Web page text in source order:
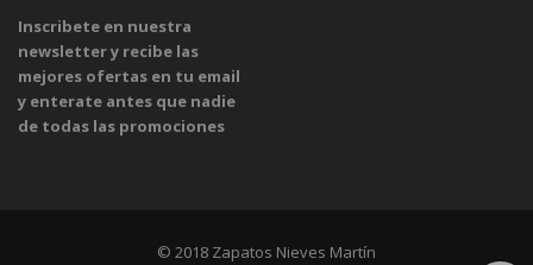
Inscribete en nuestra
newsletter y recibe las
mejores ofertas en tu email
y enterate antes que nadie
de todas las promociones
© 2018 Zapatos Nieves Martín